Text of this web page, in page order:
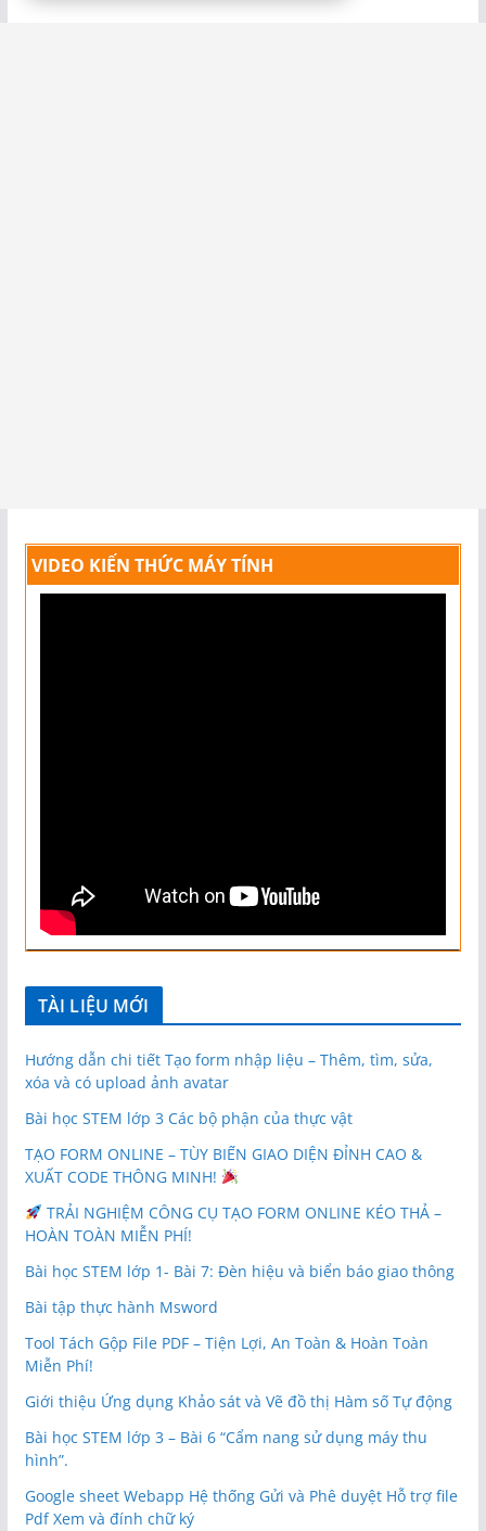
VIDEO KIẾN THỨC MÁY TÍNH
TÀI LIỆU MỚI
Hướng dẫn chi tiết Tạo form nhập liệu – Thêm, tìm, sửa,
xóa và có upload ảnh avatar
Bài học STEM lớp 3 Các bộ phận của thực vật
TẠO FORM ONLINE – TÙY BIẾN GIAO DIỆN ĐỈNH CAO &
XUẤT CODE THÔNG MINH!
TRẢI NGHIỆM CÔNG CỤ TẠO FORM ONLINE KÉO THẢ –
HOÀN TOÀN MIỄN PHÍ!
Bài học STEM lớp 1- Bài 7: Đèn hiệu và biển báo giao thông
Bài tập thực hành Msword
Tool Tách Gộp File PDF – Tiện Lợi, An Toàn & Hoàn Toàn
Miễn Phí!
Giới thiệu Ứng dụng Khảo sát và Vẽ đồ thị Hàm số Tự động
Bài học STEM lớp 3 – Bài 6 “Cẩm nang sử dụng máy thu
hình”.
Google sheet Webapp Hệ thống Gửi và Phê duyệt Hỗ trợ file
Pdf Xem và đính chữ ký